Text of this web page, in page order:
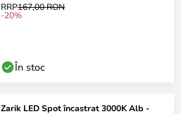
RRP167,00 RON
-20%
În stoc
Zarik LED Spot încastrat 3000K Alb -